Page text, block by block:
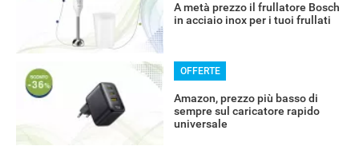
A metà prezzo il frullatore Bosch
in acciaio inox per i tuoi frullati
OFFERTE
Amazon, prezzo più basso di
sempre sul caricatore rapido
universale